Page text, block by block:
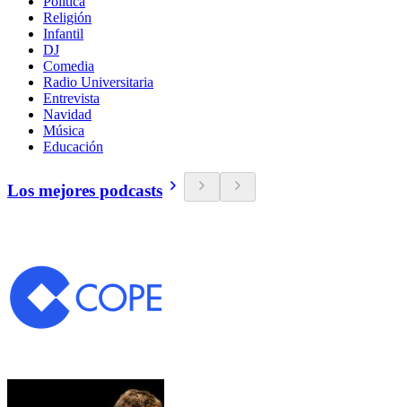
Religión
Infantil
DJ
Comedia
Radio Universitaria
Entrevista
Navidad
Música
Educación
Los mejores podcasts